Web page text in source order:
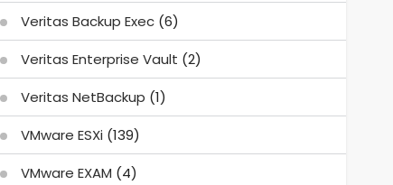
Veritas Backup Exec(6)
Veritas Enterprise Vault (2)
Veritas NetBackup (1)
VMware ESXi (139)
VMware EXAM (4)